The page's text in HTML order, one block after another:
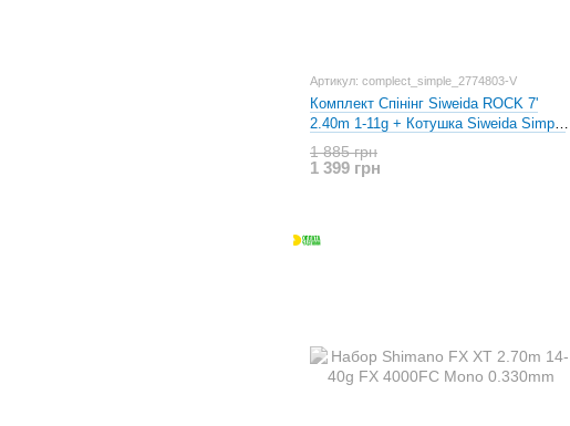
Артикул: complect_simple_2774803-V
Комплект Спінінг Siweida ROCK 7'
2.40m 1-11g + Котушка Siweida Simple
4000
1 885 грн
1 399 грн